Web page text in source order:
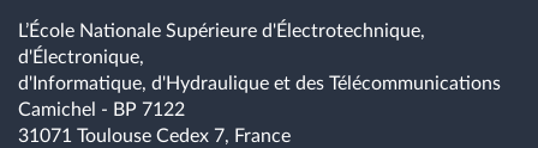
L’École Nationale Supérieure d'Électrotechnique,
d'Électronique,
d'Informatique, d'Hydraulique et des Télécommunications
Camichel - BP 7122
31071 Toulouse Cedex 7, France